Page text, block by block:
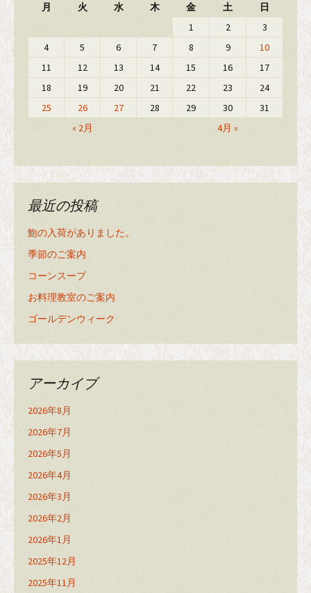
月
火 水 木 金 土 日
« 2月 4月 »
1 2
3
4
5 6 7 8 9
10
11
12 13 14 15 16
17
18
19 20 21 22 23
24
25
26 27 28 29 30 31
最近の投稿
鮑の入荷がありました。
季節のご案内
コーンスープ
お料理教室のご案内
ゴールデンウィーク
アーカイブ
2026年8月
2026年7月
2026年5月
2026年4月
2026年3月
2026年2月
2026年1月
2025年12月
2025年11月